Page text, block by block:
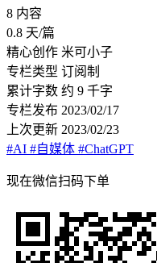
8 内容
0.8 天/篇
精心创作 米可小子
专栏类型 订阅制
累计字数 约 9 千字
专栏发布 2023/02/17
上次更新 2023/02/23
#AI #自媒体 #ChatGPT
现在微信扫码下单